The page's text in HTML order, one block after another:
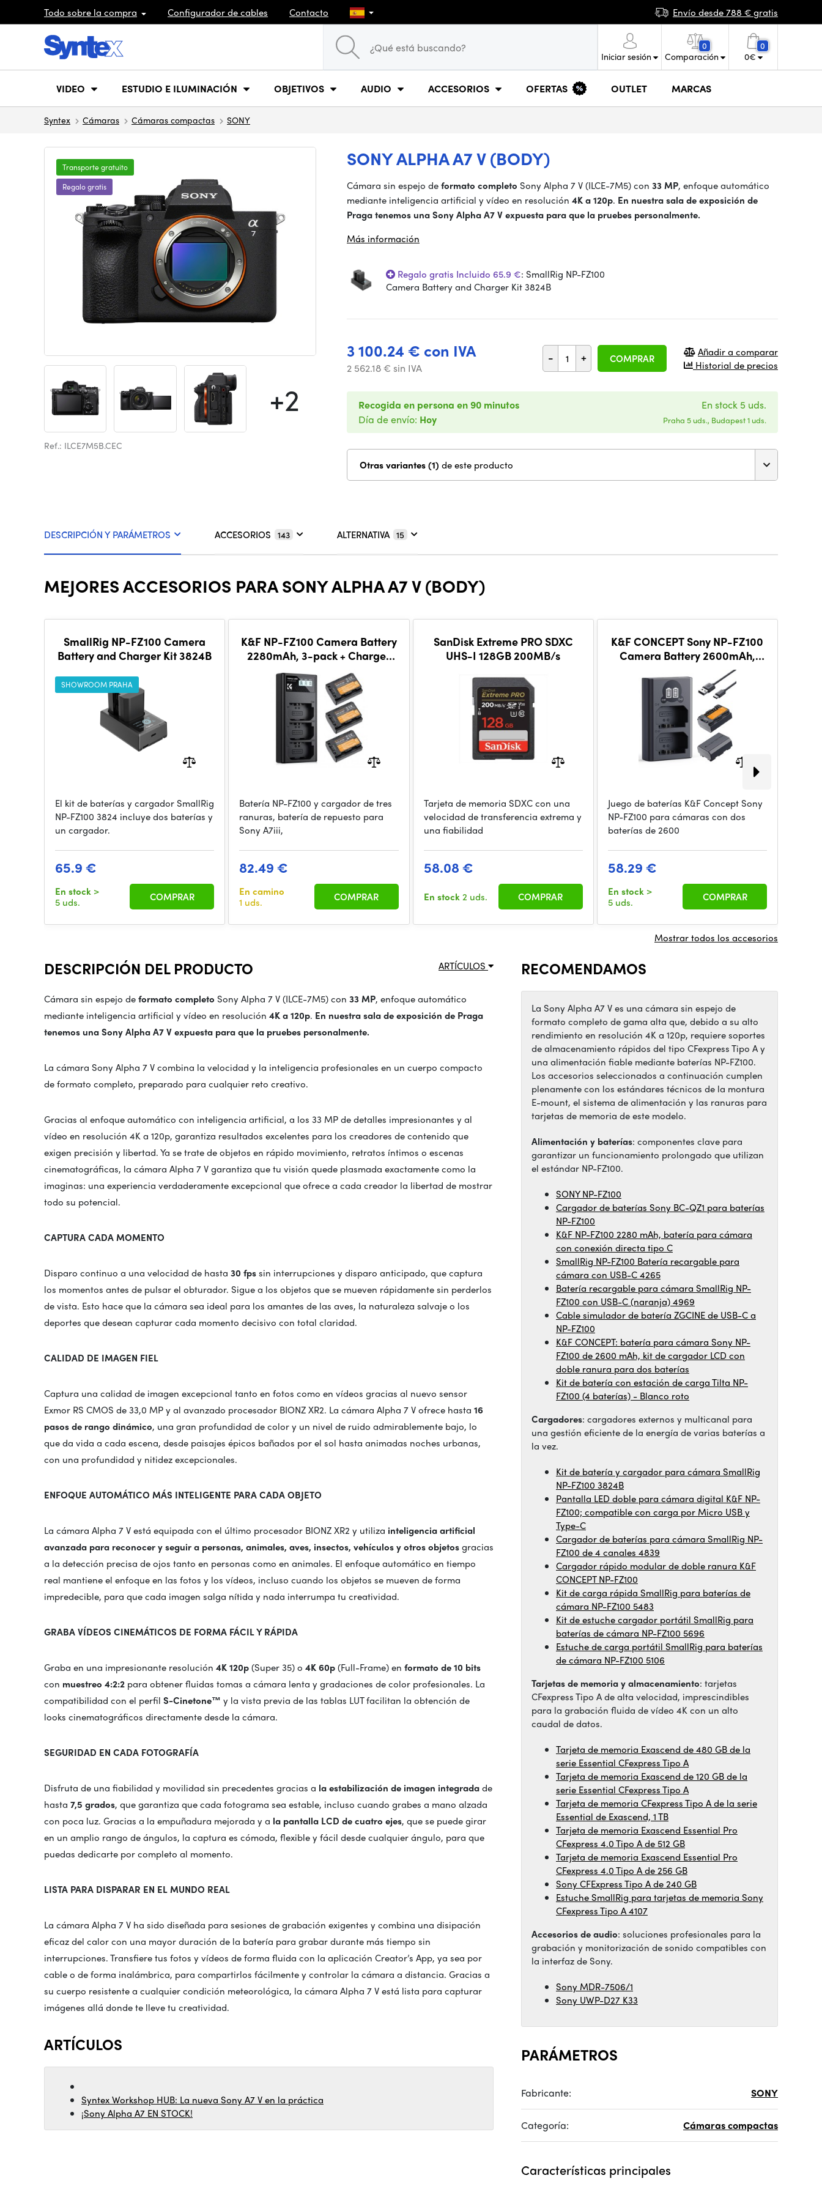
Todo sobre la compra Configurador de cables Contacto Envío desde 788 € gratis
Iniciar sesión
0
Comparación
0
0€
VIDEO ESTUDIO E ILUMINACIÓN OBJETIVOS AUDIO ACCESORIOS OFERTAS OUTLET MARCAS
Syntex Cámaras Cámaras compactas SONY
SONY ALPHA A7 V (BODY)
+2
Transporte gratuito
Regalo gratis
Ref.: ILCE7M5B.CEC
Cámara sin espejo deformato completo Sony Alpha 7 V (ILCE-7M5) con 33 MP, enfoque automático
mediante inteligencia artificial y vídeo en resolución 4K a 120p. En nuestra sala de exposición de
Praga tenemos una Sony Alpha A7 V expuesta para que la pruebes personalmente.
Más información
Regalo gratis Incluido 65.9 €: SmallRig NP-FZ100
Camera Battery and Charger Kit 3824B
3 100.24 € con IVA
2 562.18 € sin IVA
- + COMPRAR
Añadir a comparar
Historial de precios
Recogida en persona en 90 minutos
Día de envío: Hoy
En stock 5 uds.
Praha 5 uds., Budapest 1 uds.
Otras variantes (1) de este producto
DESCRIPCIÓN Y PARÁMETROS ACCESORIOS 143 ALTERNATIVA 15
MEJORES ACCESORIOS PARA SONY ALPHA A7 V (BODY)
SmallRig NP-FZ100 Camera
Battery and Charger Kit 3824B
SHOWROOM PRAHA
El kit de baterías y cargador SmallRig
NP-FZ100 3824 incluye dos baterías y
un cargador.
65.9 €
En stock >
5 uds.
COMPRAR
K&F NP-FZ100 Camera Battery
2280mAh, 3-pack + Charger
LCD display charger set
Batería NP-FZ100 y cargador de tres
ranuras, batería de repuesto para
Sony A7iii,
82.49 €
En camino
1 uds.
COMPRAR
SanDisk Extreme PRO SDXC
UHS-I 128GB 200MB/s
Tarjeta de memoria SDXC con una
velocidad de transferencia extrema y
una fiabilidad
58.08 €
En stock2 uds. COMPRAR
K&F CONCEPT Sony NP-FZ100
Camera Battery 2600mAh,
Dual-Battery Dual-Slot LCD
Charger Set
Juego de baterías K&F Concept Sony
NP-FZ100 para cámaras con dos
baterías de 2600
58.29 €
En stock >
5 uds.
COMPRAR
Mostrar todos los accesorios
ARTÍCULOS
DESCRIPCIÓN DEL PRODUCTO
Cámara sin espejo deformato completo Sony Alpha 7 V (ILCE-7M5) con 33 MP, enfoque automático
mediante inteligencia artificial y vídeo en resolución 4K a 120p. En nuestra sala de exposición de Praga
tenemos una Sony Alpha A7 V expuesta para que la pruebes personalmente.
La cámara Sony Alpha 7 V combina la velocidad y la inteligencia profesionales en un cuerpo compacto
de formato completo, preparado para cualquier reto creativo.
Gracias al enfoque automático con inteligencia artificial, a los 33 MP de detalles impresionantes y al
vídeo en resolución 4K a 120p, garantiza resultados excelentes para los creadores de contenido que
exigen precisión y libertad. Ya se trate de objetos en rápido movimiento, retratos íntimos o escenas
cinematográficas, la cámara Alpha 7 V garantiza que tu visión quede plasmada exactamente como la
imaginas: una experiencia verdaderamente excepcional que ofrece a cada creador la libertad de mostrar
todo su potencial.
CAPTURA CADA MOMENTO
Disparo continuo a una velocidad de hasta 30 fpssin interrupciones y disparo anticipado, que captura
los momentos antes de pulsar el obturador. Sigue a los objetos que se mueven rápidamente sin perderlos
de vista. Esto hace que la cámara sea ideal para los amantes de las aves, la naturaleza salvaje o los
deportes que desean capturar cada momento decisivo con total claridad.
CALIDAD DE IMAGEN FIEL
Captura una calidad de imagen excepcional tanto en fotos como en vídeos gracias al nuevo sensor
Exmor RS CMOS de 33,0 MP y al avanzado procesador BIONZ XR2. La cámara Alpha 7 V ofrece hasta 16
pasos de rango dinámico, una gran profundidad de color y un nivel de ruido admirablemente bajo, lo
que da vida a cada escena, desde paisajes épicos bañados por el sol hasta animadas noches urbanas,
con una profundidad y nitidez excepcionales.
ENFOQUE AUTOMÁTICO MÁS INTELIGENTE PARA CADA OBJETO
La cámara Alpha 7 V está equipada con el último procesador BIONZ XR2 y utiliza inteligencia artificial
avanzada para reconocer y seguir a personas, animales, aves, insectos, vehículos y otros objetosgracias
a la detección precisa de ojos tanto en personas como en animales. El enfoque automático en tiempo
real mantiene el enfoque en las fotos y los vídeos, incluso cuando los objetos se mueven de forma
impredecible, para que cada imagen salga nítida y nada interrumpa tu creatividad.
GRABA VÍDEOS CINEMÁTICOS DE FORMA FÁCIL Y RÁPIDA
Graba en una impresionante resolución 4K 120p(Super 35) o 4K 60p(Full-Frame) en formato de 10 bits
con muestreo 4:2:2 para obtener fluidas tomas a cámara lenta y gradaciones de color profesionales. La
compatibilidad con el perfil S-Cinetone™ y la vista previa de las tablas LUT facilitan la obtención de
looks cinematográficos directamente desde la cámara.
SEGURIDAD EN CADA FOTOGRAFÍA
Disfruta de una fiabilidad y movilidad sin precedentes gracias a la estabilización de imagen integradade
hasta 7,5 grados, que garantiza que cada fotograma sea estable, incluso cuando grabes a mano alzada
con poca luz. Gracias a la empuñadura mejorada y a la pantalla LCD de cuatro ejes, que se puede girar
en un amplio rango de ángulos, la captura es cómoda, flexible y fácil desde cualquier ángulo, para que
puedas dedicarte por completo al momento.
LISTA PARA DISPARAR EN EL MUNDO REAL
La cámara Alpha 7 V ha sido diseñada para sesiones de grabación exigentes y combina una disipación
eficaz del calor con una mayor duración de la batería para grabar durante más tiempo sin
interrupciones. Transfiere tus fotos y vídeos de forma fluida con la aplicación Creator’s App, ya sea por
cable o de forma inalámbrica, para compartirlos fácilmente y controlar la cámara a distancia. Gracias a
su cuerpo resistente a cualquier condición meteorológica, la cámara Alpha 7 V está lista para capturar
imágenes allá donde te lleve tu creatividad.
ARTÍCULOS
Syntex Workshop HUB: La nueva Sony A7 V en la práctica
¡Sony Alpha A7 EN STOCK!
RECOMENDAMOS
La Sony Alpha A7 V es una cámara sin espejo de
formato completo de gama alta que, debido a su alto
rendimiento en resolución 4K a 120p, requiere soportes
de almacenamiento rápidos del tipo CFexpress Tipo A y
una alimentación fiable mediante baterías NP-FZ100.
Los accesorios seleccionados a continuación cumplen
plenamente con los estándares técnicos de la montura
E-mount, el sistema de alimentación y las ranuras para
tarjetas de memoria de este modelo.
Alimentación y baterías: componentes clave para
garantizar un funcionamiento prolongado que utilizan
el estándar NP-FZ100.
SONY NP-FZ100
Cargador de baterías Sony BC-QZ1 para baterías
NP-FZ100
K&F NP-FZ100 2280 mAh, batería para cámara
con conexión directa tipo C
SmallRig NP-FZ100 Batería recargable para
cámara con USB-C 4265
Batería recargable para cámara SmallRig NP-
FZ100 con USB-C (naranja) 4969
Cable simulador de batería ZGCINE de USB-C a
NP-FZ100
K&F CONCEPT: batería para cámara Sony NP-
FZ100 de 2600 mAh, kit de cargador LCD con
doble ranura para dos baterías
Kit de batería con estación de carga Tilta NP-
FZ100 (4 baterías) - Blanco roto
Cargadores: cargadores externos y multicanal para
una gestión eficiente de la energía de varias baterías a
la vez.
Kit de batería y cargador para cámara SmallRig
NP-FZ100 3824B
Pantalla LED doble para cámara digital K&F NP-
FZ100; compatible con carga por Micro USB y
Type-C
Cargador de baterías para cámara SmallRig NP-
FZ100 de 4 canales 4839
Cargador rápido modular de doble ranura K&F
CONCEPT NP-FZ100
Kit de carga rápida SmallRig para baterías de
cámara NP-FZ100 5483
Kit de estuche cargador portátil SmallRig para
baterías de cámara NP-FZ100 5696
Estuche de carga portátil SmallRig para baterías
de cámara NP-FZ100 5106
Tarjetas de memoria y almacenamiento: tarjetas
CFexpress Tipo A de alta velocidad, imprescindibles
para la grabación fluida de vídeo 4K con un alto
caudal de datos.
Tarjeta de memoria Exascend de 480 GB de la
serie Essential CFexpress Tipo A
Tarjeta de memoria Exascend de 120 GB de la
serie Essential CFexpress Tipo A
Tarjeta de memoria CFexpress Tipo A de la serie
Essential de Exascend, 1 TB
Tarjeta de memoria Exascend Essential Pro
CFexpress 4.0 Tipo A de 512 GB
Tarjeta de memoria Exascend Essential Pro
CFexpress 4.0 Tipo A de 256 GB
Sony CFExpress Tipo A de 240 GB
Estuche SmallRig para tarjetas de memoria Sony
CFexpress Tipo A 4107
Accesorios de audio: soluciones profesionales para la
grabación y monitorización de sonido compatibles con
la interfaz de Sony.
Sony MDR-7506/1
Sony UWP-D27 K33
PARÁMETROS
Fabricante: SONY
Categoría: Cámaras compactas
Características principales